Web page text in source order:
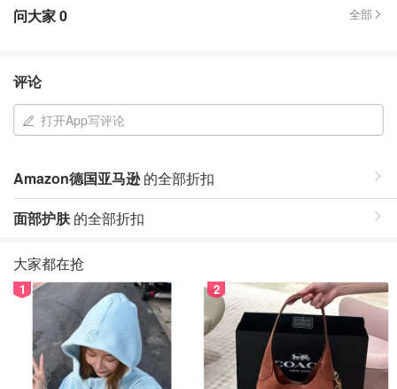
问大家0 全部
评论
打开App写评论
Amazon德国亚马逊的全部折扣
面部护肤的全部折扣
大家都在抢
1 2